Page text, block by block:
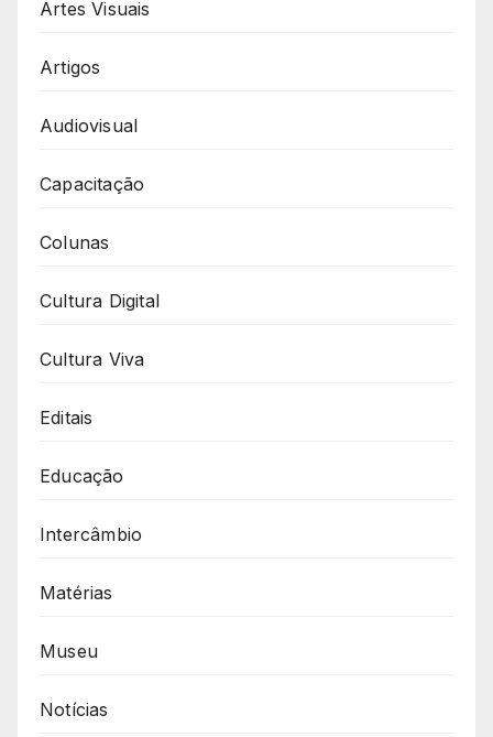
Artes Visuais
Artigos
Audiovisual
Capacitação
Colunas
Cultura Digital
Cultura Viva
Editais
Educação
Intercâmbio
Matérias
Museu
Notícias